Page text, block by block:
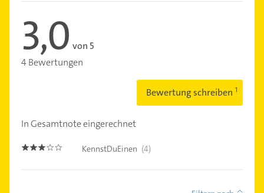
3,0 von 5
4 Bewertungen
Bewertung schreiben
In Gesamtnote eingerechnet
3.0 KennstDuEinen (4)